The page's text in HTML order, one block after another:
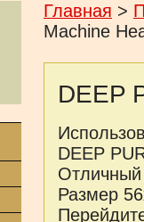
Главная >
Machine
DEEP
DEEP
Размер